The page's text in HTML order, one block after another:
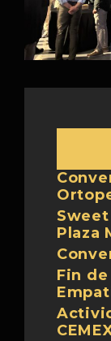
Plaza
Fin de